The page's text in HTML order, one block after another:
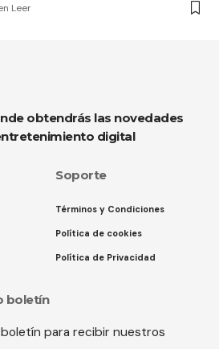
Leer
digital
Soporte
Términos y Condiciones
Política de cookies
Política de Privacidad
boletín
para recibir nuestros